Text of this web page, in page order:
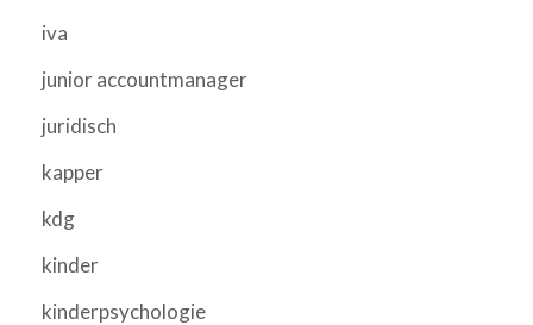
iva
junior accountmanager
juridisch
kapper
kdg
kinder
kinderpsychologie